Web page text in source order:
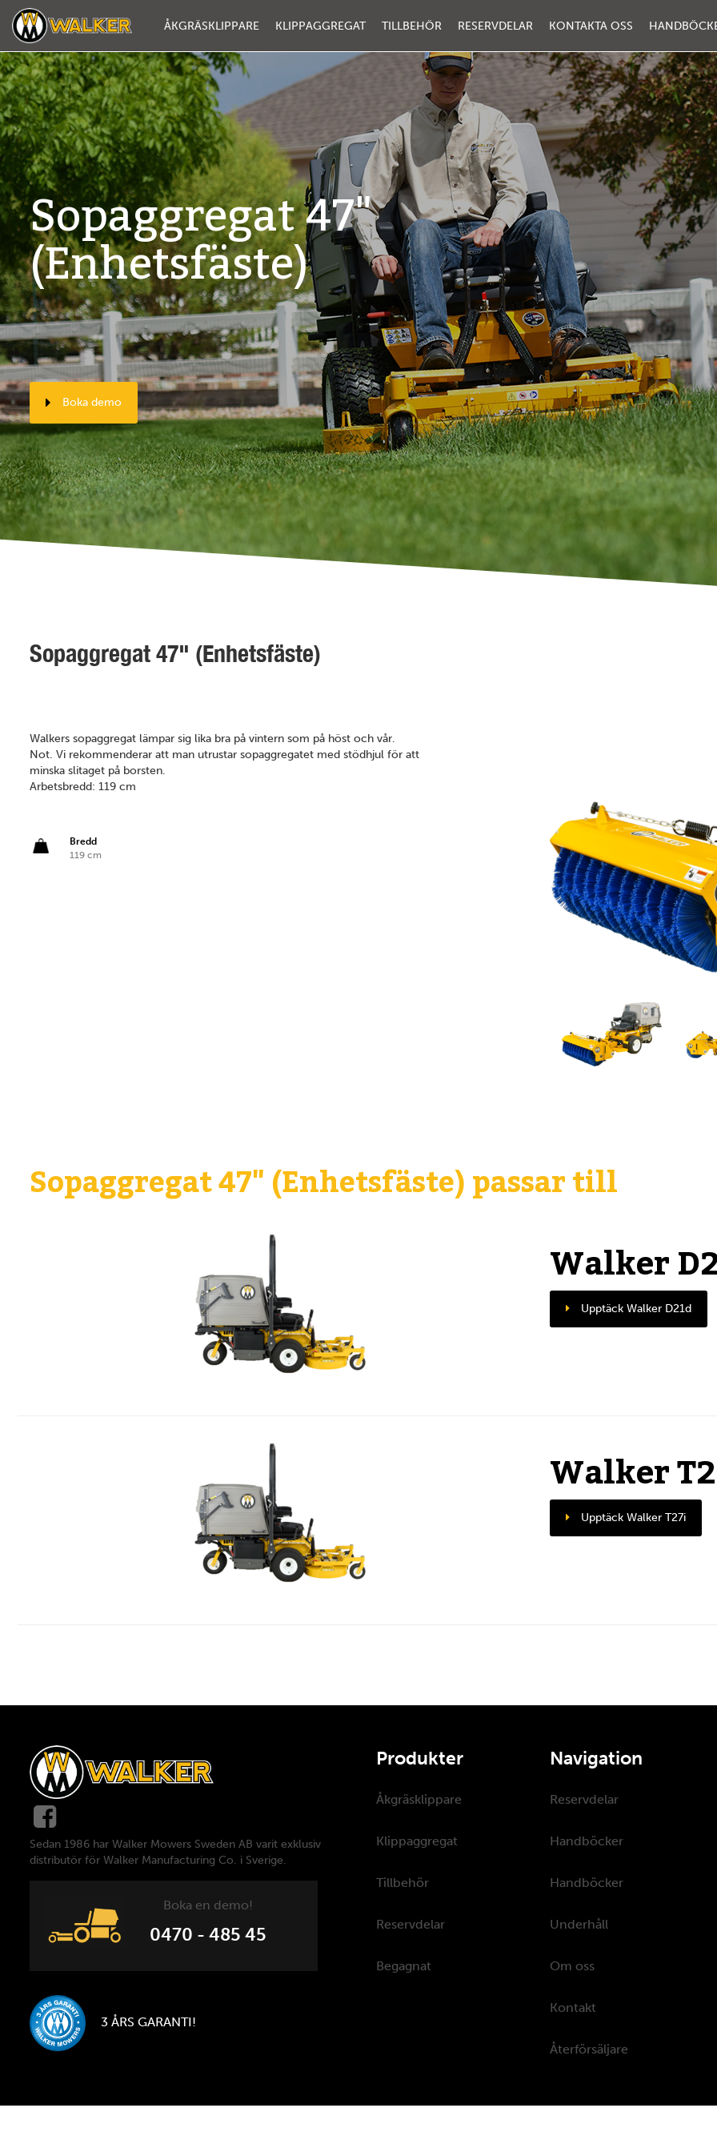
ÅKGRÄSKLIPPARE KLIPPAGGREGAT TILLBEHÖR RESERVDELAR KONTAKTA OSS
Sopaggregat 47"
(Enhetsfäste)
Boka demo
Sopaggregat 47" (Enhetsfäste)
Walkers sopaggregat lämpar sig lika bra på vintern som på höst och vår.
Not. Vi rekommenderar att man utrustar sopaggregatet med stödhjul för att
minska slitaget på borsten.
Ar­betsbredd: 119 cm
Bredd
119 cm
Sopaggregat 47" (Enhetsfäste) passar till
Walker
Upptäck Walker D21d
Walker
Upptäck Walker T27i
Sedan 1986 har Walker Mowers Sweden AB varit exklusiv
distributör för Walker Manufacturing Co. i Sverige.
Boka en demo!
0470 - 485 45
3 ÅRS GARANTI!
Produkter
Åkgräsklippare
Klippaggregat
Tillbehör
Reservdelar
Begagnat
Navigation
Reservdelar
Handböcker
Handböcker
Underhåll
Om oss
Kontakt
Återförsäljare